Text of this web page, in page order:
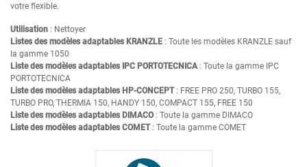
votre flexible.
Utilisation : Nettoyer
Listes des modèles adaptables KRANZLE : Toute les modèles KRANZLE sauf
la gamme 1050
Liste des modèles adaptables IPC PORTOTECNICA: Toute la gamme IPC
PORTOTECNICA
Liste des modèles adaptables HP-CONCEPT: FREE PRO 250, TURBO 155,
TURBO PRO, THERMIA 150, HANDY 150, COMPACT 155, FREE 150
Liste des modèles adaptables DIMACO: Toute la gamme DIMACO
Liste des modèles adaptables COMET: Toute la gamme COMET